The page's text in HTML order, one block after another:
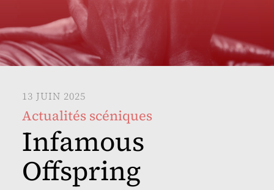
13 JUIN 2025
Actualités scéniques
Infamous
Offspring